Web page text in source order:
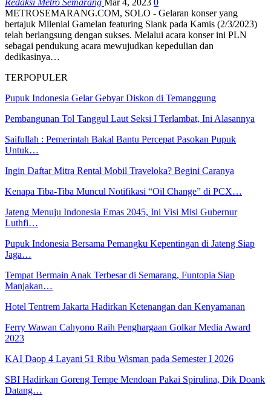
METROSEMARANG.COM, SOLO - Gelaran konser yang
bertajuk Milenial Gamelan featuring Slank pada Kamis (2/3/2023)
telah berlangsung dengan sukses. Melalui acara konser ini PLN
sebagai pendukung acara mewujudkan kepedulian dan
dedikasinya…
TERPOPULER
Pupuk Indonesia Gelar Gebyar Diskon di Temanggung
Pembangunan Tol Tanggul Laut Seksi I Terlambat, Ini Alasannya
Saifullah : Pemerintah Bakal Bantu Percepat Pasokan Pupuk
Untuk…
Ingin Daftar Mitra Rental Mobil Traveloka? Begini Caranya
Kenapa Tiba-Tiba Muncul Notifikasi “Oil Change” di PCX…
Jateng Menuju Indonesia Emas 2045, Ini Visi Misi Gubernur
Luthfi…
Pupuk Indonesia Bersama Pemangku Kepentingan di Jateng Siap
Jaga…
Tempat Bermain Anak Terbesar di Semarang, Funtopia Siap
Manjakan…
Hotel Tentrem Jakarta Hadirkan Ketenangan dan Kenyamanan
Ferry Wawan Cahyono Raih Penghargaan Golkar Media Award
2023
KAI Daop 4 Layani 51 Ribu Wisman pada Semester I 2026
SBI Hadirkan Goreng Tempe Mendoan Pakai Spirulina, Dik Doank
Datang…